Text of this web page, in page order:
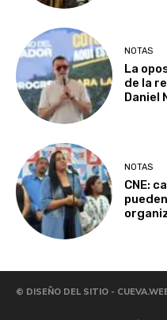
NOTAS
La
de la
Daniel
NOTAS
CNE:
© DISEÑO DEL SITIO -